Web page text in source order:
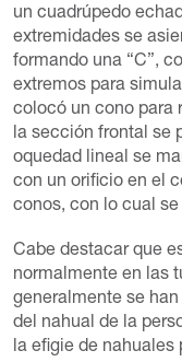
un cuadrúpedo
extremidades se
formando una “C”,
extremos para
colocó un cono para
la sección frontal se
oquedad lineal se
con un orificio en el
conos, con lo cual
Cabe destacar que
normalmente en las
generalmente se
del nahual de la
la efigie de nahuales